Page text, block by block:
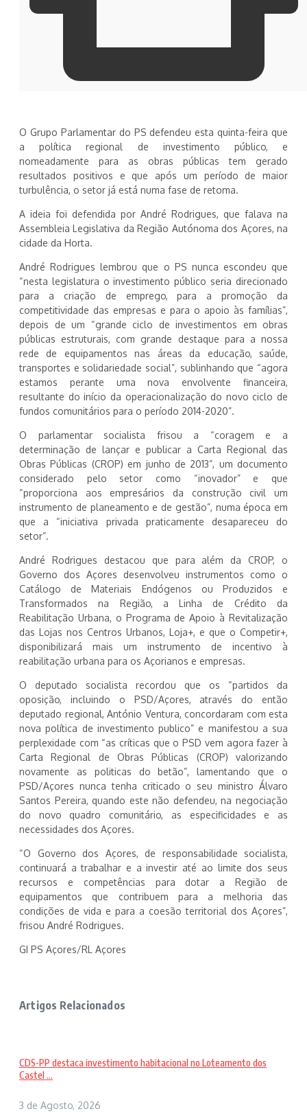
O Grupo Parlamentar do PS defendeu esta quinta-feira que
a política regional de investimento público, e
nomeadamente para as obras públicas tem gerado
resultados positivos e que após um período de maior
turbulência, o setor já está numa fase de retoma.
A ideia foi defendida por André Rodrigues, que falava na
Assembleia Legislativa da Região Autónoma dos Açores, na
cidade da Horta.
André Rodrigues lembrou que o PS nunca escondeu que
“nesta legislatura o investimento público seria direcionado
para a criação de emprego, para a promoção da
competitividade das empresas e para o apoio às famílias”,
depois de um “grande ciclo de investimentos em obras
públicas estruturais, com grande destaque para a nossa
rede de equipamentos nas áreas da educação, saúde,
transportes e solidariedade social”, sublinhando que “agora
estamos perante uma nova envolvente financeira,
resultante do início da operacionalização do novo ciclo de
fundos comunitários para o período 2014-2020”.
O parlamentar socialista frisou a “coragem e a
determinação de lançar e publicar a Carta Regional das
Obras Públicas (CROP) em junho de 2013”, um documento
considerado pelo setor como “inovador” e que
“proporciona aos empresários da construção civil um
instrumento de planeamento e de gestão”, numa época em
que a “iniciativa privada praticamente desapareceu do
setor”.
André Rodrigues destacou que para além da CROP, o
Governo dos Açores desenvolveu instrumentos como o
Catálogo de Materiais Endógenos ou Produzidos e
Transformados na Região, a Linha de Crédito da
Reabilitação Urbana, o Programa de Apoio à Revitalização
das Lojas nos Centros Urbanos, Loja+, e que o Competir+,
disponibilizará mais um instrumento de incentivo à
reabilitação urbana para os Açorianos e empresas.
O deputado socialista recordou que os “partidos da
oposição, incluindo o PSD/Açores, através do então
deputado regional, António Ventura, concordaram com esta
nova política de investimento publico” e manifestou a sua
perplexidade com “as críticas que o PSD vem agora fazer à
Carta Regional de Obras Públicas (CROP) valorizando
novamente as politicas do betão”, lamentando que o
PSD/Açores nunca tenha criticado o seu ministro Álvaro
Santos Pereira, quando este não defendeu, na negociação
do novo quadro comunitário, as especificidades e as
necessidades dos Açores.
“O Governo dos Açores, de responsabilidade socialista,
continuará a trabalhar e a investir até ao limite dos seus
recursos e competências para dotar a Região de
equipamentos que contribuem para a melhoria das
condições de vida e para a coesão territorial dos Açores”,
frisou André Rodrigues.
GI PS Açores/RL Açores
Artigos Relacionados
CDS-PP destaca investimento habitacional no Loteamento dos
Castel ...
3 de Agosto, 2026